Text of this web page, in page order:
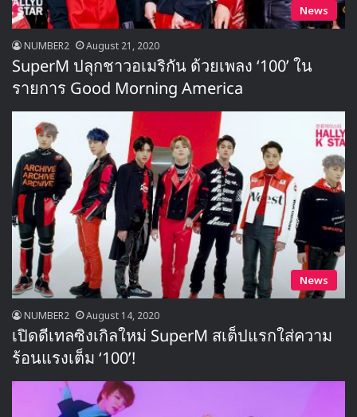
News
NUMBER2 August 21, 2020
SuperM ปลุกชาวอเมริกัน ด้วยเพลง ‘100’ ใน
รายการ Good Morning America
News
NUMBER2 August 14, 2020
เปิดดีเทลซิงเกิลใหม่ SuperM สเต็ปแรกใส่ความ
ร้อนแรงเต็ม ‘100’!